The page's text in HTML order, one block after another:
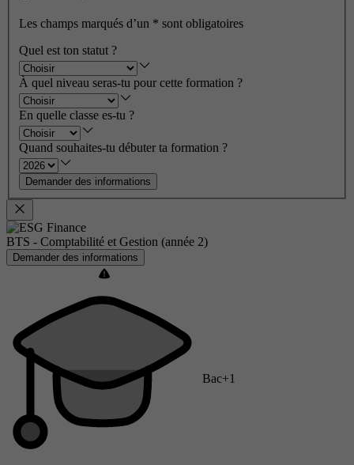
Les champs marqués d’un * sont obligatoires
Quel est ton statut ?
À quel niveau seras-tu pour cette formation ?
En quelle classe es-tu ?
Quand souhaites-tu débuter ta formation ?
Demander des informations
BTS - Comptabilité et Gestion (année 2)
Demander des informations
Bac+1